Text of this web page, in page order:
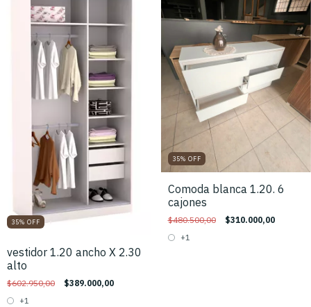
35% OFF
vestidor 1.20 ancho X 2.30
alto
$602.950,00 $389.000,00
+1
35% OFF
Comoda blanca 1.20. 6
cajones
$480.500,00 $310.000,00
+1